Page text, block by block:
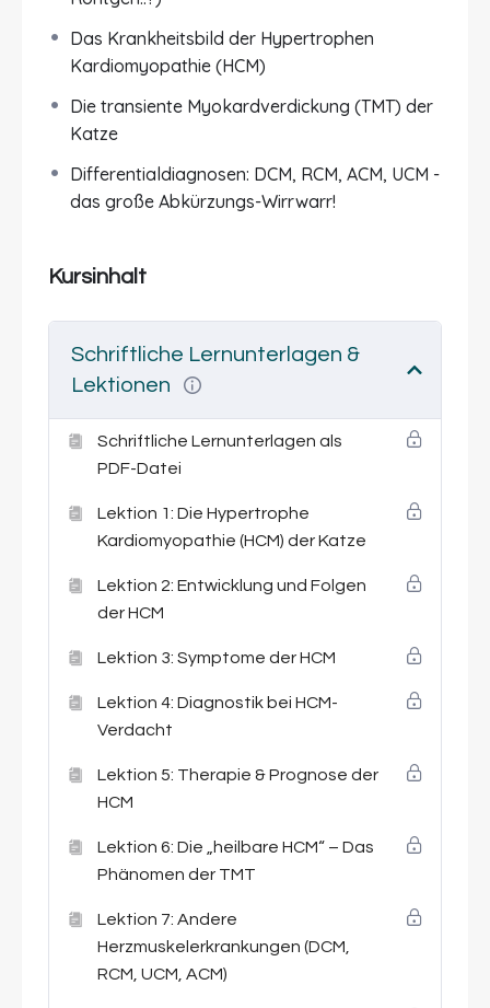
HCM und bespricht auch mögliche andere
Differentialdiagnosen, die ähnliche Symptome
hervorrufen können und von der HCM
abgegrenzt werden müssen. Andere
werden ebenfalls besprochen und auch
Herzmuskelentzündungen finden ihren Platz in
Wichtig: Das
empfohlen, um dieses Modul besser verstehen
zu können.
Das Krankheitsbild der Hypertrophen
Kardiomyopathie (HCM)
Die transiente Myokardverdickung (TMT) der
Katze
Differentialdiagnosen: DCM, RCM, ACM, UCM -
das große Abkürzungs-Wirrwarr!
Kursinhalt
Schriftliche Lernunterlagen &
Lektionen
Schriftliche Lernunterlagen als
PDF-Datei
Lektion 1: Die Hypertrophe
Kardiomyopathie (HCM) der Katze
Lektion 2: Entwicklung und Folgen
der HCM
Lektion 3: Symptome der HCM
Lektion 4: Diagnostik bei HCM-
Verdacht
Lektion 5: Therapie & Prognose der
HCM
Lektion 6: Die „heilbare HCM“ – Das
Phänomen der TMT
Lektion 7: Andere
Herzmuskelerkrankungen (DCM,
RCM, UCM, ACM)